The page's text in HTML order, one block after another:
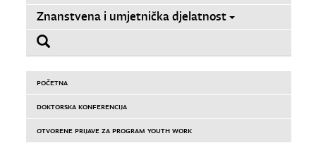
Znanstvena i umjetnička djelatnost
POČETNA
DOKTORSKA KONFERENCIJA
OTVORENE PRIJAVE ZA PROGRAM YOUTH WORK